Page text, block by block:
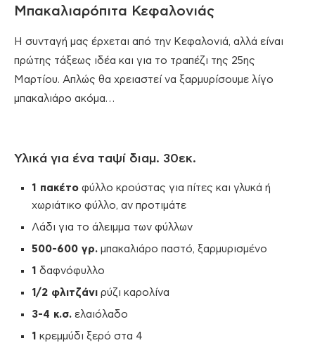
Μπακαλιαρόπιτα Κεφαλονιάς
Η συνταγή μας έρχεται από την Κεφαλονιά, αλλά είναι
πρώτης τάξεως ιδέα και για το τραπέζι της 25ης
Μαρτίου. Απλώς θα χρειαστεί να ξαρμυρίσουμε λίγο
μπακαλιάρο ακόμα…
Υλικά για ένα ταψί διαμ. 30εκ.
1 πακέτο φύλλο κρούστας για πίτες και γλυκά ή
χωριάτικο φύλλο, αν προτιμάτε
Λάδι για το άλειμμα των φύλλων
500-600 γρ. μπακαλιάρο παστό, ξαρμυρισμένο
1 δαφνόφυλλο
1/2 φλιτζάνι ρύζι καρολίνα
3-4 κ.σ. ελαιόλαδο
1 κρεμμύδι ξερό στα 4